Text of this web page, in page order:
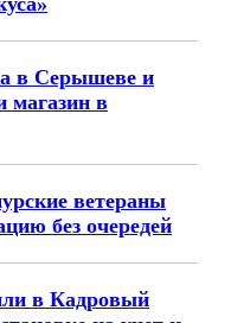
в Серышеве и
магазин в
ветераны
без очередей
в Кадровый